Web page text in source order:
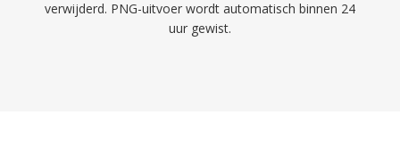
verwijderd. PNG-uitvoer wordt automatisch binnen 24
uur gewist.